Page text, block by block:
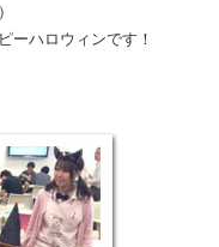
ーハロウィンです！